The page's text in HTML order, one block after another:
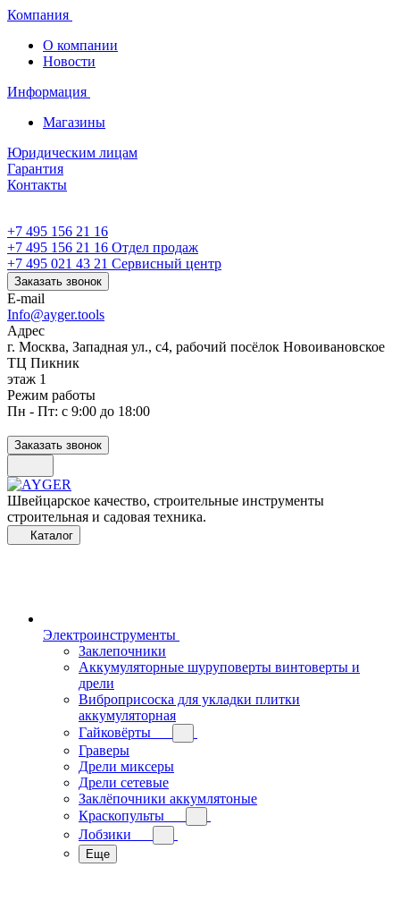
Компания
О компании
Новости
Информация
Магазины
Юридическим лицам
Гарантия
Контакты
+7 495 156 21 16
+7 495 156 21 16 Отдел продаж
+7 495 021 43 21 Cервисный центр
Заказать звонок
E-mail
Info@ayger.tools
Адрес
г. Москва, Западная ул., с4, рабочий посёлок Новоивановское
ТЦ Пикник
этаж 1
Режим работы
Пн - Пт: с 9:00 до 18:00
Заказать звонок
Швейцарское качество, строительные инструменты
строительная и садовая техника.
Каталог
Электроинструменты
Заклепочники
Аккумуляторные шуруповерты винтоверты и
дрели
Виброприсоска для укладки плитки
аккумуляторная
Гайковёрты
Граверы
Дрели миксеры
Дрели сетевые
Заклёпочники аккумлятоные
Краскопульты
Лобзики
Еще